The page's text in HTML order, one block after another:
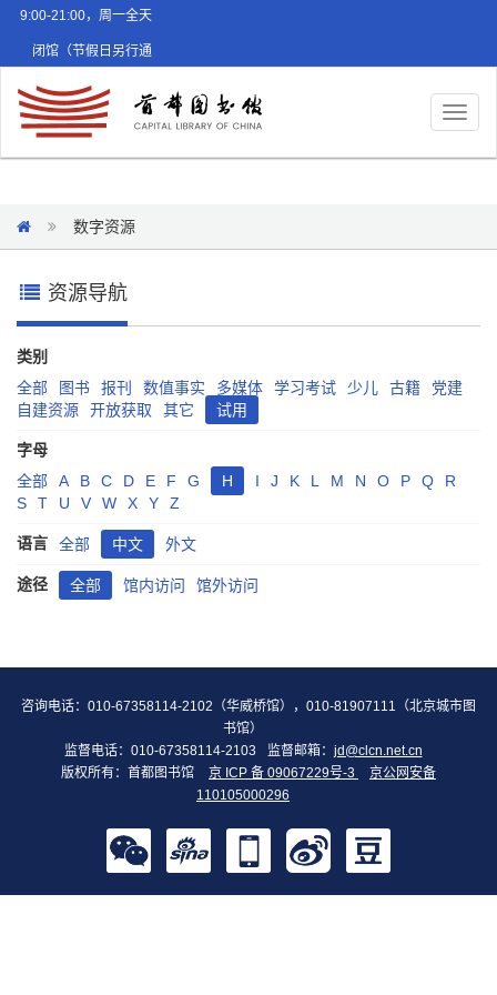
9:00-21:00，周一全天
闭馆（节假日另行通
数字资源
资源导航
类别
全部
图书 报刊 数值事实 多媒体 学习考试 少儿 古籍
党建
自建资源
开放获取 其它 试用
字母
全部
A B C D E F G H I J K L M N O P Q
R
S
T U V W X Y Z
语言 全部 中文 外文
途径 全部 馆内访问 馆外访问
咨询电话：010-67358114-2102（华威桥馆），010-81907111（北京城市图
书馆）
监督电话：010-67358114-2103
监督邮箱： jd@clcn.net.cn
版权所有：首都图书馆
京 ICP 备 09067229号-3
京公网安备
110105000296